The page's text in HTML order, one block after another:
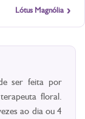
Lótus Magnólia ›
ser feita por
floral.
ao dia ou 4